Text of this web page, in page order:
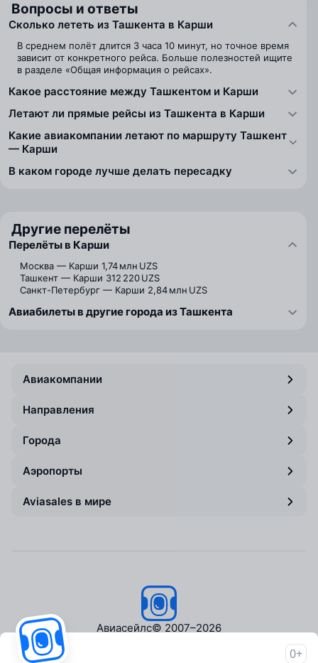
Вопросы и ответы
Сколько лететь из Ташкента в Карши
В среднем полёт длится 3 часа 10 минут, но точное время
зависит от конкретного рейса. Больше полезностей ищите
в разделе «Общая информация о рейсах».
Какое расстояние между Ташкентом и Карши
Летают ли прямые рейсы из Ташкента в Карши
Какие авиакомпании летают по маршруту Ташкент
— Карши
В каком городе лучше делать пересадку
Другие перелёты
Перелёты в Карши
Москва — Карши 1,74 млн UZS
Ташкент — Карши 312 220 UZS
Санкт-Петербург — Карши 2,84 млн UZS
Авиабилеты в другие города из Ташкента
Авиакомпании
Направления
Города
Аэропорты
Aviasales в мире
Авиасейлс© 2007–2026
0+